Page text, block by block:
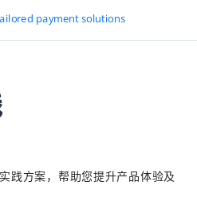
践方案，帮助您提升产品体验及